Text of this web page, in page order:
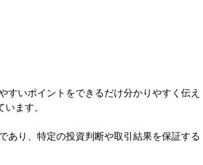
すいポイントをできるだけ分かりやすく伝え
ます。
あり、特定の投資判断や取引結果を保証する